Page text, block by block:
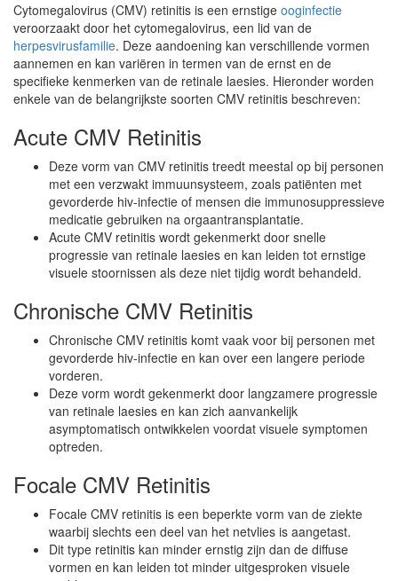
Cytomegalovirus (CMV) retinitis is een ernstige ooginfectie
veroorzaakt door het cytomegalovirus, een lid van de
herpesvirusfamilie. Deze aandoening kan verschillende vormen
aannemen en kan variëren in termen van de ernst en de
specifieke kenmerken van de retinale laesies. Hieronder worden
enkele van de belangrijkste soorten CMV retinitis beschreven:
Acute CMV Retinitis
Deze vorm van CMV retinitis treedt meestal op bij personen
met een verzwakt immuunsysteem, zoals patiënten met
gevorderde hiv-infectie of mensen die immunosuppressieve
medicatie gebruiken na orgaantransplantatie.
Acute CMV retinitis wordt gekenmerkt door snelle
progressie van retinale laesies en kan leiden tot ernstige
visuele stoornissen als deze niet tijdig wordt behandeld.
Chronische CMV Retinitis
Chronische CMV retinitis komt vaak voor bij personen met
gevorderde hiv-infectie en kan over een langere periode
vorderen.
Deze vorm wordt gekenmerkt door langzamere progressie
van retinale laesies en kan zich aanvankelijk
asymptomatisch ontwikkelen voordat visuele symptomen
optreden.
Focale CMV Retinitis
Focale CMV retinitis is een beperkte vorm van de ziekte
waarbij slechts een deel van het netvlies is aangetast.
Dit type retinitis kan minder ernstig zijn dan de diffuse
vormen en kan leiden tot minder uitgesproken visuele